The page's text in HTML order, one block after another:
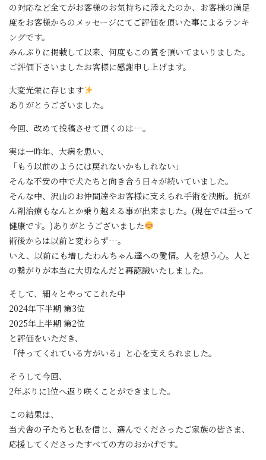
の対応など全てがお客様のお気持ちに添えたのか、お客様の満足
度をお客様からのメッセージにてご評価を頂いた事によるランキ
ングです。
みんぶりに掲載して以来、何度もこの賞を頂いてまいりました。
ご評価下さいましたお客様に感謝申し上げます。
大変光栄に存じます
ありがとうございました。
今回、改めて投稿させて頂くのは…。
実は一昨年、大病を患い、
「もう以前のようには戻れないかもしれない」
そんな不安の中で犬たちと向き合う日々が続いていました。
そんな中、沢山のお仲間達やお客様に支えられ手術を決断。抗が
ん剤治療もなんとか乗り越える事が出来ました。(現在では至って
健康です。)ありがとうございました
術後からは以前と変わらず…。
いえ、以前にも増したわんちゃん達への愛情。人を想う心。人と
の繋がりが本当に大切なんだと再認識いたしました。
そして、細々とやってこれた中
2024年下半期 第3位
2025年上半期 第2位
と評価をいただき、
「待ってくれている方がいる」と心を支えられました。
そうして今回、
2年ぶりに1位へ返り咲くことができました。
この結果は、
当犬舎の子たちと私を信じ、選んでくださったご家族の皆さま、
応援してくださったすべての方のおかげです。